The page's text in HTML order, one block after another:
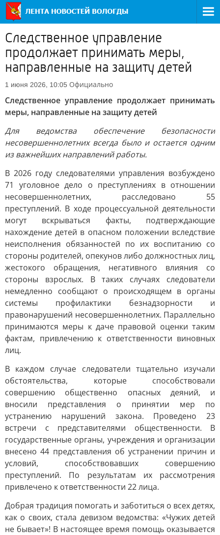
Следственное управление
продолжает принимать меры,
направленные на защиту детей
1 июня 2026, 10:05 Официально
Следственное управление продолжает принимать
меры, направленные на защиту детей
Для ведомства обеспечение безопасности
несовершеннолетних всегда было и остается одним
из важнейших направлений работы.
В 2026 году следователями управления возбуждено
71 уголовное дело о преступлениях в отношении
несовершеннолетних, расследовано 55
преступлений. В ходе процессуальной деятельности
могут вскрываться факты, подтверждающие
нахождение детей в опасном положении вследствие
неисполнения обязанностей по их воспитанию со
стороны родителей, опекунов либо должностных лиц,
жестокого обращения, негативного влияния со
стороны взрослых. В таких случаях следователи
немедленно сообщают о происходящем в органы
системы профилактики безнадзорности и
правонарушений несовершеннолетних. Параллельно
принимаются меры к даче правовой оценки таким
фактам, привлечению к ответственности виновных
лиц.
В каждом случае следователи тщательно изучали
обстоятельства, которые способствовали
совершению общественно опасных деяний, и
вносили представления о принятии мер по
устранению нарушений закона. Проведено 23
встречи с представителями общественности. В
государственные органы, учреждения и организации
внесено 44 представления об устранении причин и
условий, способствовавших совершению
преступлений. По результатам их рассмотрения
привлечено к ответственности 22 лица.
Добрая традиция помогать и заботиться о всех детях,
как о своих, стала девизом ведомства: «Чужих детей
не бывает»! В настоящее время помощь оказывается